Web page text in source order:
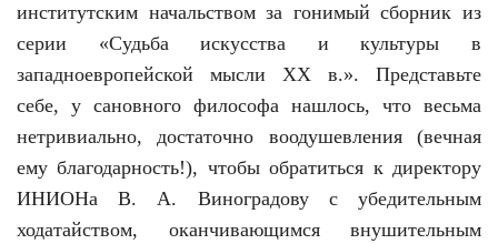
институтским начальством за гонимый сборник из
серии «Судьба искусства и культуры в
западноевропейской мысли ХХ в.». Представьте
себе, у сановного философа нашлось, что весьма
нетривиально, достаточно воодушевления (вечная
ему благодарность!), чтобы обратиться к директору
ИНИОНа В. А. Виноградову с убедительным
ходатайством, оканчивающимся внушительным